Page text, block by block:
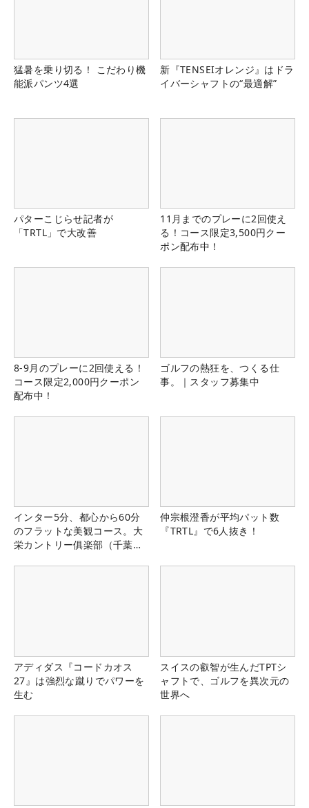
猛暑を乗り切る！ こだわり機
能派パンツ4選
新『TENSEIオレンジ』はドラ
イバーシャフトの“最適解”
パターこじらせ記者が
「TRTL」で大改善
11月までのプレーに2回使え
る！コース限定3,500円クー
ポン配布中！
8-9月のプレーに2回使える！
コース限定2,000円クーポン
配布中！
ゴルフの熱狂を、つくる仕
事。｜スタッフ募集中
インター5分、都心から60分
のフラットな美観コース。大
栄カントリー俱楽部（千葉
仲宗根澄香が平均パット数
『TRTL』で6人抜き！
アディダス『コードカオス
27』は強烈な蹴りでパワーを
生む
スイスの叡智が生んだTPTシ
ャフトで、ゴルフを異次元の
世界へ